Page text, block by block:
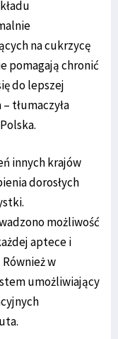
na cukrzycę
pomagają chronić
do lepszej
tłumaczyła
innych krajów
dorosłych
możliwość
aptece i
w
umożliwiający